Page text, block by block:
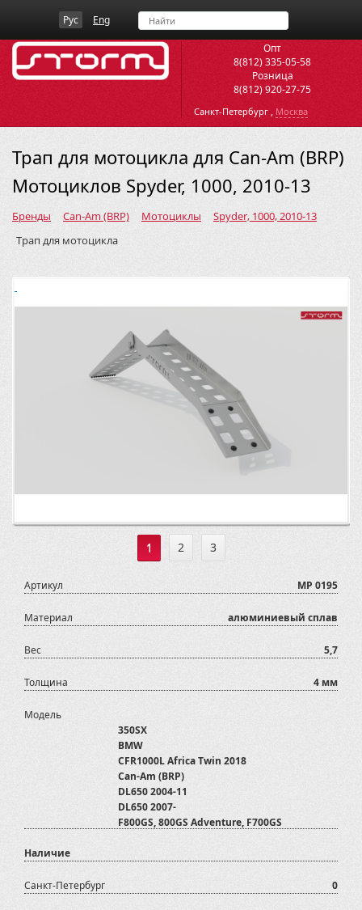
Рус Eng
Опт
8(812) 335-05-58
Розница
8(812) 920-27-75
Санкт-Петербург , Москва
Трап для мотоцикла для Can-Am (BRP)
Мотоциклов Spyder, 1000, 2010-13
Бренды Can-Am (BRP) Мотоциклы
Spyder, 1000, 2010-13
Трап для мотоцикла
1 2 3
Артикул MP 0195
Материал алюминиевый сплав
Вес 5,7
Толщина 4 мм
Модель
350SX
BMW
CFR1000L Africa Twin 2018
Can-Am (BRP)
DL650 2004-11
DL650 2007-
F800GS, 800GS Adventure, F700GS
Наличие
Санкт-Петербург 0